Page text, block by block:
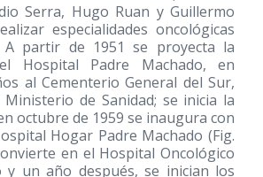
Serra, Hugo Ruan y Guillermo
especialidades oncológicas
partir de 1951 se proyecta la
Hospital Padre Machado, en
al Cementerio General del Sur,
de Sanidad; se inicia la
octubre de 1959 se inaugura con
Hogar Padre Machado (Fig.
en el Hospital Oncológico
y un año después, se inician los